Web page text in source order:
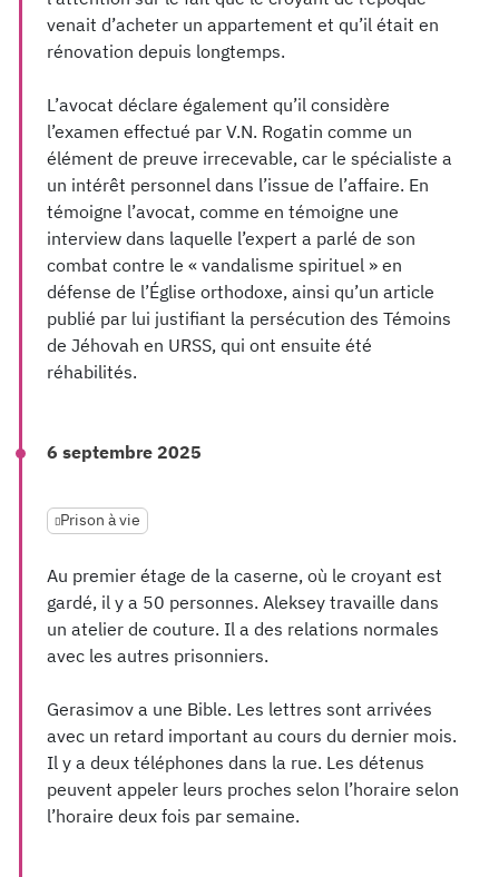
venait d’acheter un appartement et qu’il était en
rénovation depuis longtemps.
L’avocat déclare également qu’il considère
l’examen effectué par V.N. Rogatin comme un
élément de preuve irrecevable, car le spécialiste a
un intérêt personnel dans l’issue de l’affaire. En
témoigne l’avocat, comme en témoigne une
interview dans laquelle l’expert a parlé de son
combat contre le « vandalisme spirituel » en
défense de l’Église orthodoxe, ainsi qu’un article
publié par lui justifiant la persécution des Témoins
de Jéhovah en URSS, qui ont ensuite été
réhabilités.
6 septembre 2025
Prison à vie
Au premier étage de la caserne, où le croyant est
gardé, il y a 50 personnes. Aleksey travaille dans
un atelier de couture. Il a des relations normales
avec les autres prisonniers.
Gerasimov a une Bible. Les lettres sont arrivées
avec un retard important au cours du dernier mois.
Il y a deux téléphones dans la rue. Les détenus
peuvent appeler leurs proches selon l’horaire selon
l’horaire deux fois par semaine.